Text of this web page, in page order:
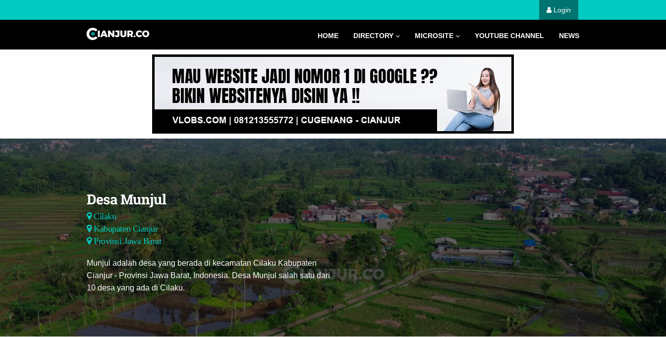
Login
HOME DIRECTORY MICROSITE YOUTUBE CHANNEL NEWS
Desa Munjul
Cilaku
Kabupaten Cianjur
Provinsi Jawa Barat
Munjul adalah desa yang berada di kecamatan Cilaku Kabupaten
Cianjur - Provinsi Jawa Barat, Indonesia. Desa Munjul salah satu dari
10 desa yang ada di Cilaku.